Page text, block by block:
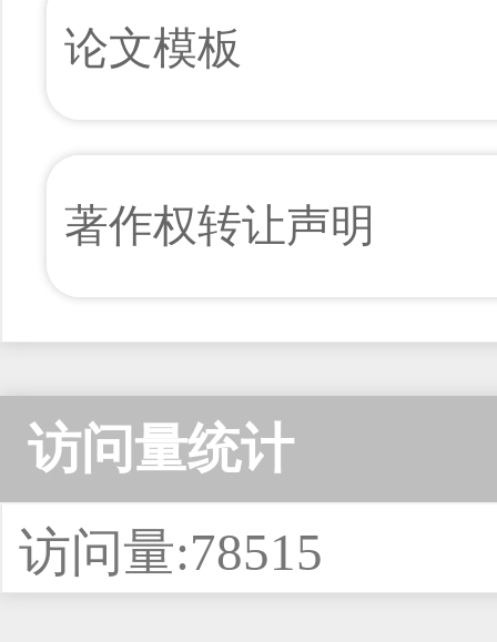
论文模板
著作权转让声明
访问量统计
访问量:78515